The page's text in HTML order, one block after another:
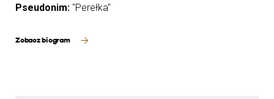
Pseudonim: "Perełka"
Zobacz biogram